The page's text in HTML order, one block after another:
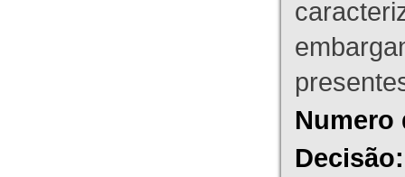
Numero
Decisão: